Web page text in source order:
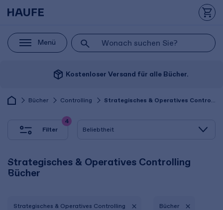
Menü
package_2 Kostenloser Versand für alle Bücher.
Bücher Controlling Strategisches & Operatives Controlling
Filter
4
Strategisches & Operatives Controlling
Bücher
Strategisches & Operatives Controlling Bücher